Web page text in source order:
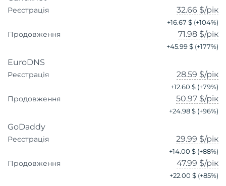
Реєстрація 32.66 $/рік
+16.67 $ (+104%)
Продовження 71.98 $/рік
+45.99 $ (+177%)
EuroDNS
Реєстрація 28.59 $/рік
+12.60 $ (+79%)
Продовження 50.97 $/рік
+24.98 $ (+96%)
GoDaddy
Реєстрація 29.99 $/рік
+14.00 $ (+88%)
Продовження 47.99 $/рік
+22.00 $ (+85%)